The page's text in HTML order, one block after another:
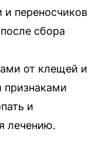
и переносчиков
сбора
от клещей и
признаками
и
лечению.